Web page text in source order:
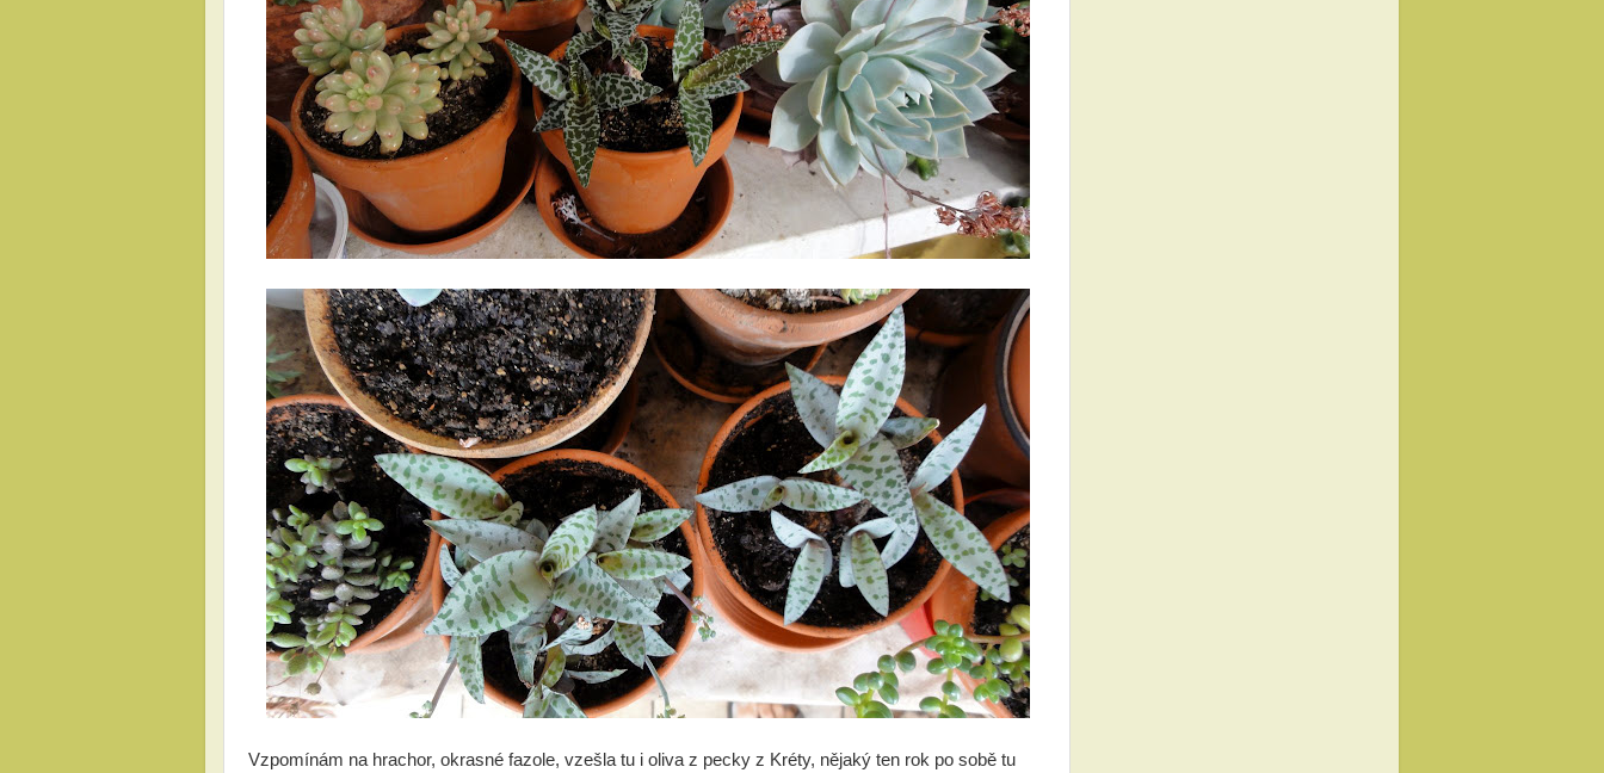
Vzpomínám na hrachor, okrasné fazole, vzešla tu i oliva z pecky z Kréty, nějaký ten rok po sobě tu